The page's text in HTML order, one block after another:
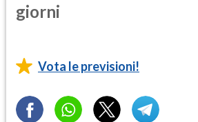
giorni
Vota le previsioni!